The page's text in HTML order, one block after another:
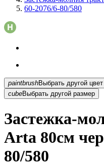
60-2076/6-80/580
paintbrush
Выбрать другой цвет
cubeВыбрать другой размер
Застежка-
Arta 80см
80/580